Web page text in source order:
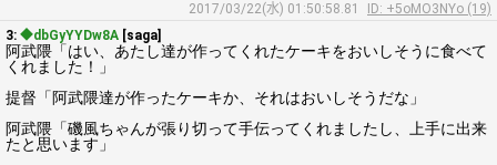
2017/03/22(水) 01:50:58.81
ID: +5oMO3NYo (19)
3: ◆dbGyYYDw8A [saga]
阿武隈「はい、あたし達が作ってくれたケーキをおいしそうに食べて
くれました！」
提督「阿武隈達が作ったケーキか、それはおいしそうだな」
阿武隈「磯風ちゃんが張り切って手伝ってくれましたし、上手に出来
たと思います」